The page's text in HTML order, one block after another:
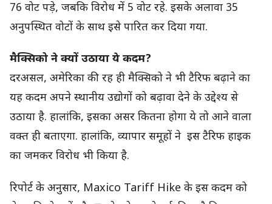
76 वोट पड़े, जबकि विरोध में 5 वोट रहे. इसके अलावा 35
अनुपस्थित वोटों के साथ इसे पारित कर दिया गया.
मैक्सिको ने क्यों उठाया ये कदम?
दरअसल, अमेरिका की रह ही मैक्सिको ने भी टैरिफ बढ़ाने का
यह कदम अपने स्थानीय उद्योगों को बढ़ावा देने के उद्देश्य से
उठाया है. हालांकि, इसका असर कितना होगा ये तो आने वाला
वक्त ही बताएगा. हालांकि, व्यापार समूहों ने इस टैरिफ हाइक
का जमकर विरोध भी किया है.
रिपोर्ट के अनुसार, Maxico Tariff Hike के इस कदम को